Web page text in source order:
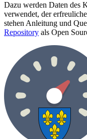
Dazu werden Daten des
verwendet, der
stehen Anleitung und
Repository als Open